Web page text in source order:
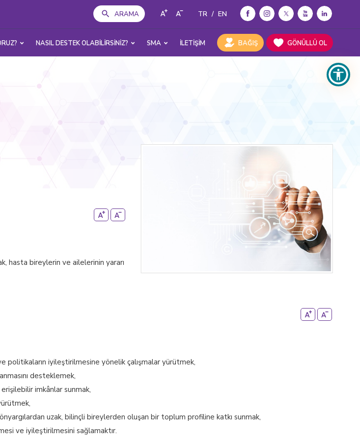
ARAMA TR / EN
NASIL DESTEK OLABİLİRSİNİZ? SMA İLETİŞİM BAĞIŞ GÖNÜLLÜ OL
hasta bireylerin ve ailelerinin yararı
iyileştirilmesine yönelik çalışmalar yürütmek,
desteklemek,
imkânlar sunmak,
uzak, bilinçli bireylerden oluşan bir toplum profiline katkı sunmak,
ve iyileştirilmesini sağlamaktır.